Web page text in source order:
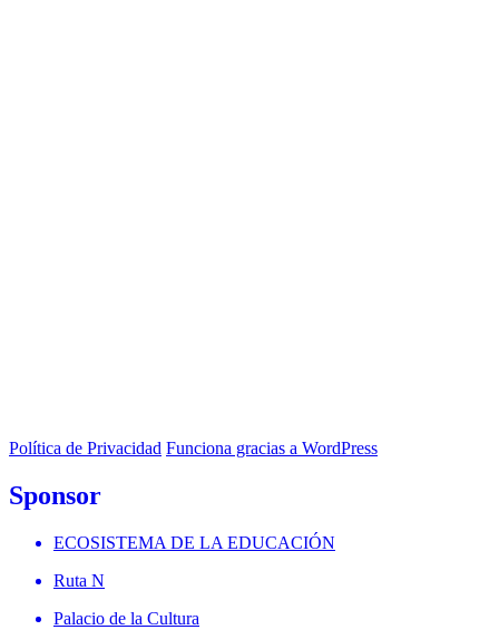
Política de Privacidad Funciona gracias a WordPress
Sponsor
ECOSISTEMA DE LA EDUCACIÓN
Ruta N
Palacio de la Cultura